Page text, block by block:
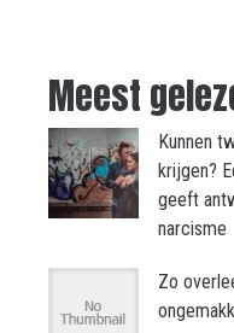
Meest
Kunnen
krijgen?
geeft
narcisme
Zo